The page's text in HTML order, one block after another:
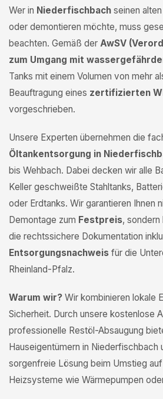
Wer in Niederfischbach seinen
oder demontieren möchte, muss
beachten. Gemäß der AwSV
zum Umgang mit
Tanks mit einem Volumen von mehr
Beauftragung eines zertifizierten
vorgeschrieben.
Unsere Experten übernehmen die
Öltankentsorgung in
bis Wehbach. Dabei decken wir alle
Keller geschweißte Stahltanks,
oder Erdtanks. Wir garantieren Ihnen
Demontage zum Festpreis, sondern
die rechtssichere Dokumentation
Entsorgungsnachweis für die
Rheinland-Pfalz.
Warum wir? Wir kombinieren lokale
Sicherheit. Durch unsere kostenlose
professionelle Restöl-Absaugung
Hauseigentümern in Niederfischbach
sorgenfreie Lösung beim Umstieg
Heizsysteme wie Wärmepumpen